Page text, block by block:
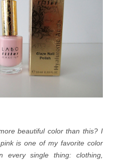
beautiful color than this? I
pinkis one of my favorite color
single thing: clothing,